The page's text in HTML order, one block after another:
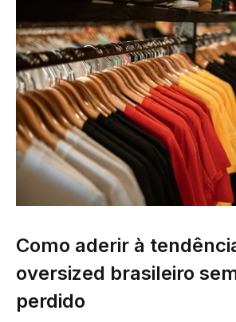
Como aderir à
oversized brasileiro
perdido